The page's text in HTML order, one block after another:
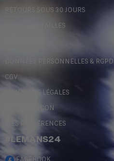
RETOURS SOUS 30 JOURS
GUIDE DES TAILLES
DONNÉES PERSONNELLES & RGPD
CGV
MENTIONS LÉGALES
CONTREFAÇON
MES PRÉFÉRENCES
#LEMANS24